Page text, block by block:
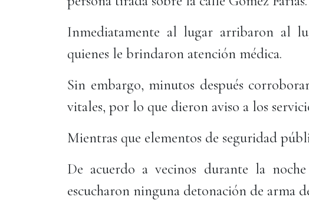
Inmediatamente al lugar arribaron al
quienes le brindaron atención médica.
Sin embargo, minutos después
vitales, por lo que dieron aviso a los
Mientras que elementos de seguridad
De acuerdo a vecinos durante la
escucharon ninguna detonación de arma